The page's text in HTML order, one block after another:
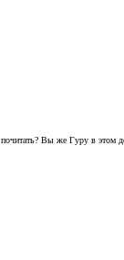
Вы же Гуру в этом